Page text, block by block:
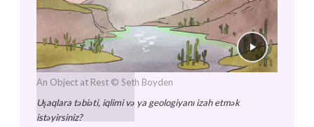
An Object at Rest © Seth Boyden
Uşaqlara təbiəti, iqlimi və ya geologiyanı izah etmək
istəyirsiniz?